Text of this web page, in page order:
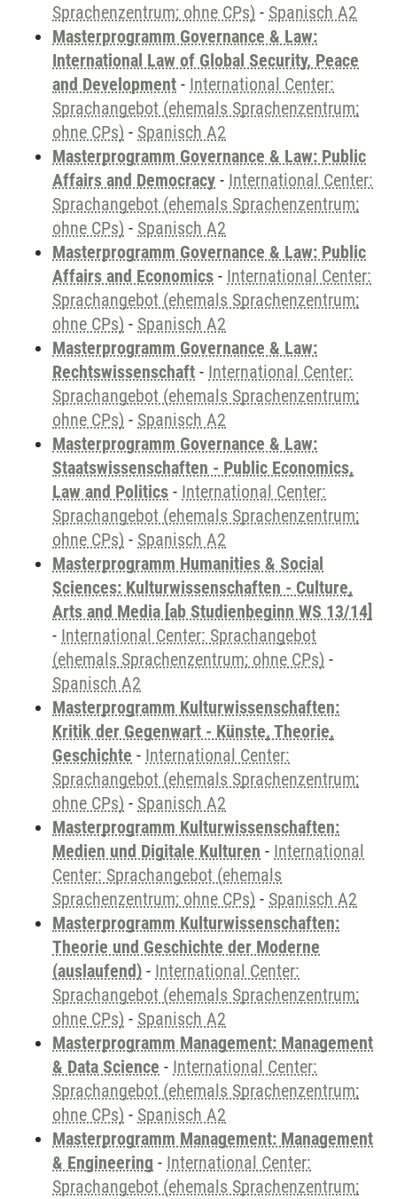
Sprachenzentrum; ohne CPs) - Spanisch A2
Masterprogramm Governance & Law:
International Law of Global Security, Peace
and Development - International Center:
Sprachangebot (ehemals Sprachenzentrum;
ohne CPs) - Spanisch A2
Masterprogramm Governance & Law: Public
Affairs and Democracy - International Center:
Sprachangebot (ehemals Sprachenzentrum;
ohne CPs) - Spanisch A2
Masterprogramm Governance & Law: Public
Affairs and Economics - International Center:
Sprachangebot (ehemals Sprachenzentrum;
ohne CPs) - Spanisch A2
Masterprogramm Governance & Law:
Rechtswissenschaft - International Center:
Sprachangebot (ehemals Sprachenzentrum;
ohne CPs) - Spanisch A2
Masterprogramm Governance & Law:
Staatswissenschaften - Public Economics,
Law and Politics - International Center:
Sprachangebot (ehemals Sprachenzentrum;
ohne CPs) - Spanisch A2
Masterprogramm Humanities & Social
Sciences: Kulturwissenschaften - Culture,
Arts and Media [ab Studienbeginn WS 13/14]
- International Center: Sprachangebot
(ehemals Sprachenzentrum; ohne CPs) -
Spanisch A2
Masterprogramm Kulturwissenschaften:
Kritik der Gegenwart - Künste, Theorie,
Geschichte - International Center:
Sprachangebot (ehemals Sprachenzentrum;
ohne CPs) - Spanisch A2
Masterprogramm Kulturwissenschaften:
Medien und Digitale Kulturen - International
Center: Sprachangebot (ehemals
Sprachenzentrum; ohne CPs) - Spanisch A2
Masterprogramm Kulturwissenschaften:
Theorie und Geschichte der Moderne
(auslaufend) - International Center:
Sprachangebot (ehemals Sprachenzentrum;
ohne CPs) - Spanisch A2
Masterprogramm Management: Management
& Data Science - International Center:
Sprachangebot (ehemals Sprachenzentrum;
ohne CPs) - Spanisch A2
Masterprogramm Management: Management
& Engineering - International Center:
Sprachangebot (ehemals Sprachenzentrum;